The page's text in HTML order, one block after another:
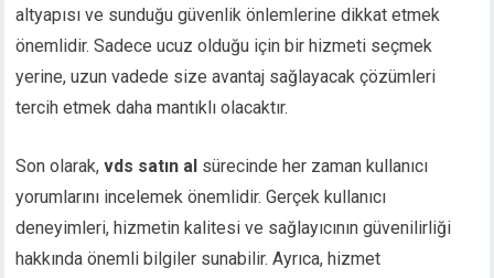
altyapısı ve sunduğu güvenlik önlemlerine dikkat etmek
önemlidir. Sadece ucuz olduğu için bir hizmeti seçmek
yerine, uzun vadede size avantaj sağlayacak çözümleri
tercih etmek daha mantıklı olacaktır.
Son olarak,vds satın al sürecinde her zaman kullanıcı
yorumlarını incelemek önemlidir. Gerçek kullanıcı
deneyimleri, hizmetin kalitesi ve sağlayıcının güvenilirliği
hakkında önemli bilgiler sunabilir. Ayrıca, hizmet